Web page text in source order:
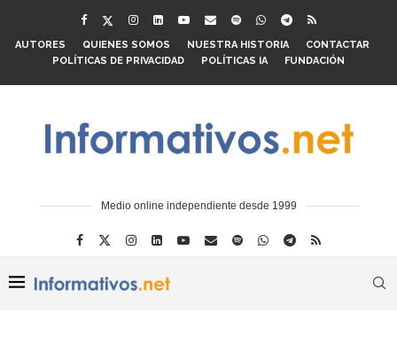
AUTORES QUIENES SOMOS NUESTRA HISTORIA
CONTACTAR
POLÍTICAS DE PRIVACIDAD
POLÍTICAS IA FUNDACIÓN
Medio online independiente desde 1999